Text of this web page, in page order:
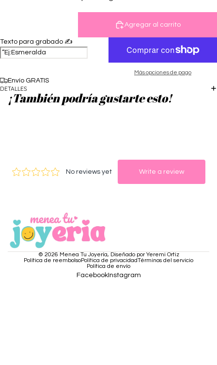
Agregar al carrito
Texto para grabado ✍️
Más opciones de pago
Envío GRATIS
DETALLES
¡También podría gustarte esto!
© 2026 Menea Tu Joyería, Diseñado por Yeremi Ortiz
Política de reembolsoPolítica de privacidadTérminos del servicio
Política de envío
FacebookInstagram